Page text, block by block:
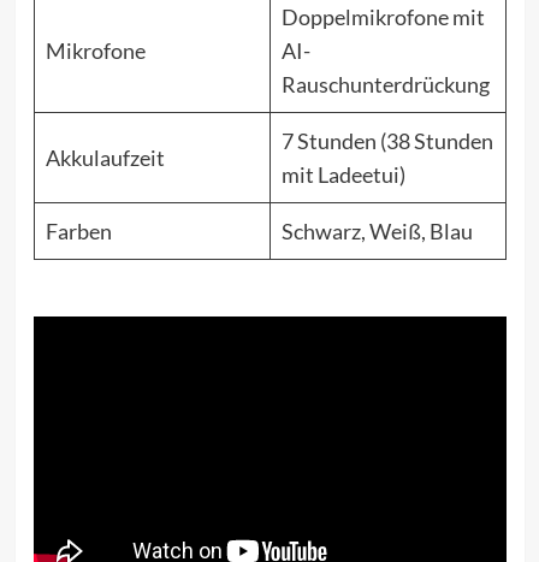
Mikrofone
Doppelmikrofone mit
AI-
Rauschunterdrückung
Akkulaufzeit
7 Stunden (38 Stunden
mit Ladeetui)
Farben Schwarz, Weiß, Blau